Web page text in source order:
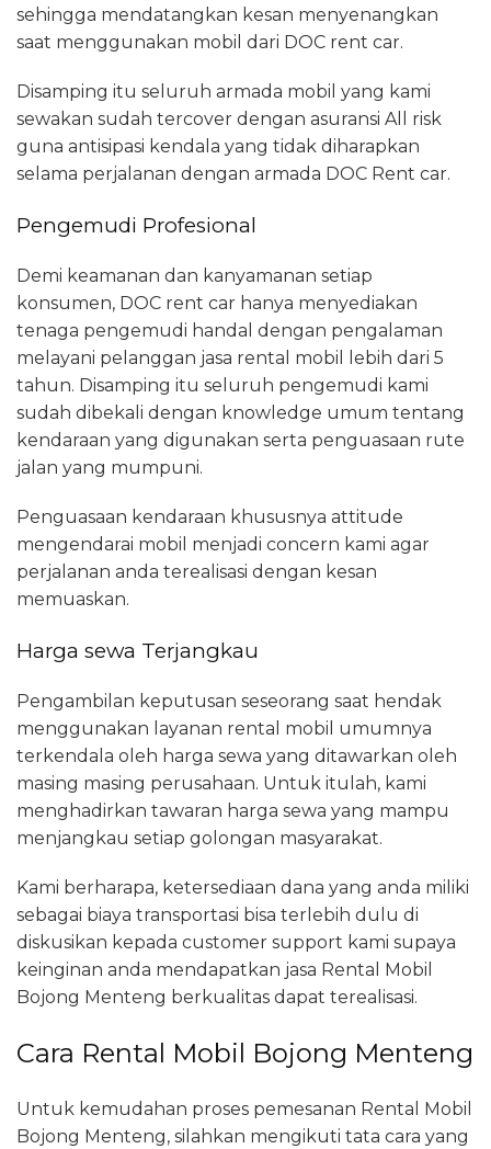
sehingga mendatangkan kesan menyenangkan
saat menggunakan mobil dari DOC rent car.
Disamping itu seluruh armada mobil yang kami
sewakan sudah tercover dengan asuransi All risk
guna antisipasi kendala yang tidak diharapkan
selama perjalanan dengan armada DOC Rent car.
Pengemudi Profesional
Demi keamanan dan kanyamanan setiap
konsumen, DOC rent car hanya menyediakan
tenaga pengemudi handal dengan pengalaman
melayani pelanggan jasa rental mobil lebih dari 5
tahun. Disamping itu seluruh pengemudi kami
sudah dibekali dengan knowledge umum tentang
kendaraan yang digunakan serta penguasaan rute
jalan yang mumpuni.
Penguasaan kendaraan khususnya attitude
mengendarai mobil menjadi concern kami agar
perjalanan anda terealisasi dengan kesan
memuaskan.
Harga sewa Terjangkau
Pengambilan keputusan seseorang saat hendak
menggunakan layanan rental mobil umumnya
terkendala oleh harga sewa yang ditawarkan oleh
masing masing perusahaan. Untuk itulah, kami
menghadirkan tawaran harga sewa yang mampu
menjangkau setiap golongan masyarakat.
Kami berharapa, ketersediaan dana yang anda miliki
sebagai biaya transportasi bisa terlebih dulu di
diskusikan kepada customer support kami supaya
keinginan anda mendapatkan jasa Rental Mobil
Bojong Menteng berkualitas dapat terealisasi.
Cara Rental Mobil Bojong Menteng
Untuk kemudahan proses pemesanan Rental Mobil
Bojong Menteng, silahkan mengikuti tata cara yang